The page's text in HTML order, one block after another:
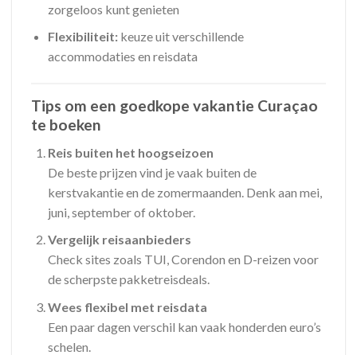
zorgeloos kunt genieten
Flexibiliteit:keuze uit verschillende
accommodaties en reisdata
Tips om een goedkope vakantie Curaçao
te boeken
Reis buiten het hoogseizoen
De beste prijzen vind je vaak buiten de
kerstvakantie en de zomermaanden. Denk aan mei,
juni, september of oktober.
Vergelijk reisaanbieders
Check sites zoals TUI, Corendon en D-reizen voor
de scherpste pakketreisdeals.
Wees flexibel met reisdata
Een paar dagen verschil kan vaak honderden euro’s
schelen.